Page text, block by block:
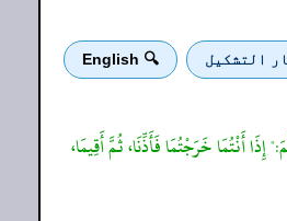
التشكيل 🔍 English
أَنْتُمَا خَرَجْتُمَا فَأَذِّنَا، ثُمَّ أَقِيمَا،